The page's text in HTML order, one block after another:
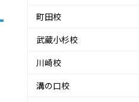
町田校
武蔵小杉校
川崎校
溝の口校